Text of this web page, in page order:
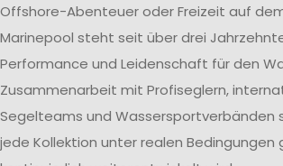
Offshore-Abenteuer oder Freizeit auf
Marinepool steht seit über drei
Performance und Leidenschaft für den
Zusammenarbeit mit Profiseglern,
Segelteams und Wassersportverbänden
jede Kollektion unter realen